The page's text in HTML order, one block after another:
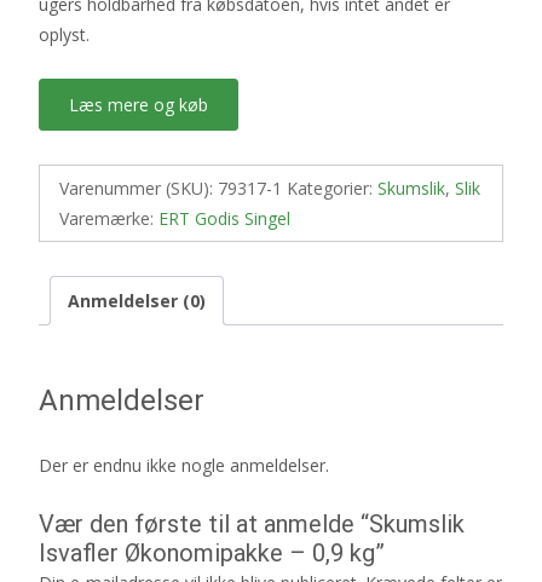
oplyst.
Læs mere og køb
Varenummer (SKU): 79317-1 Kategorier: Skumslik, Slik
Varemærke: ERT Godis Singel
Anmeldelser (0)
Anmeldelser
Der er endnu ikke nogle anmeldelser.
Vær den første til at anmelde “Skumslik
Isvafler Økonomipakke – 0,9 kg”